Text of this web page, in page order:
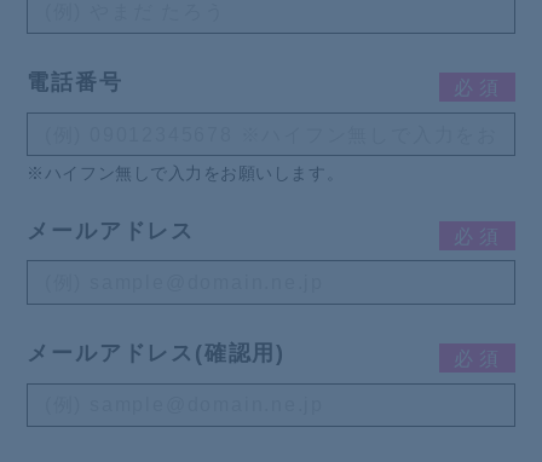
電話番号 必 須
※ハイフン無しで入力をお願いします。
メールアドレス 必 須
メールアドレス(確認用) 必 須